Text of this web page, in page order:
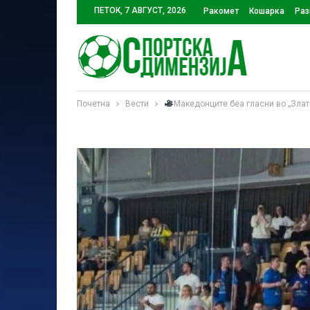
ПЕТОК, 7 АВГУСТ, 2026 Ракомет Кошарка
Почетна Вести Македонците беа гласни во